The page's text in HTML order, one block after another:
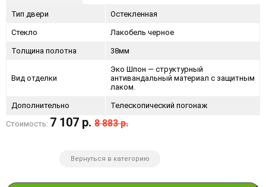
Тип двери Остекленная
Стекло Лакобель черное
Толщина полотна 38мм
Вид отделки
Эко Шпон — структурный
антивандальный материал с защитным
лаком.
Дополнительно Телескопический погонаж
Стоимость: 7 107 р. 8 883 р.
Вернуться в категорию